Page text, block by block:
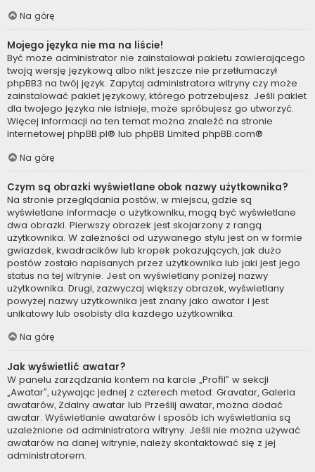
Na górę
Mojego języka nie ma na liście!
Być może administrator nie zainstalował pakietu zawierającego
twoją wersję językową albo nikt jeszcze nie przetłumaczył
phpBB3 na twój język. Zapytaj administratora witryny czy może
zainstalować pakiet językowy, którego potrzebujesz. Jeśli pakiet
dla twojego języka nie istnieje, może spróbujesz go utworzyć.
Więcej informacji na ten temat można znaleźć na stronie
internetowej phpBB.pl® lub phpBB Limited phpBB.com®
Na górę
Czym są obrazki wyświetlane obok nazwy użytkownika?
Na stronie przeglądania postów, w miejscu, gdzie są
wyświetlane informacje o użytkowniku, mogą być wyświetlane
dwa obrazki. Pierwszy obrazek jest skojarzony z rangą
użytkownika. W zależności od używanego stylu jest on w formie
gwiazdek, kwadracików lub kropek pokazujących, jak dużo
postów zostało napisanych przez użytkownika lub jaki jest jego
status na tej witrynie. Jest on wyświetlany poniżej nazwy
użytkownika. Drugi, zazwyczaj większy obrazek, wyświetlany
powyżej nazwy użytkownika jest znany jako awatar i jest
unikatowy lub osobisty dla każdego użytkownika.
Na górę
Jak wyświetlić awatar?
W panelu zarządzania kontem na karcie „Profil” w sekcji
„Awatar”, używając jednej z czterech metod: Gravatar, Galeria
awatarów, Zdalny awatar lub Prześlij awatar, można dodać
awatar. Wyświetlanie awatarów i sposób ich wyświetlania są
uzależnione od administratora witryny. Jeśli nie można używać
awatarów na danej witrynie, należy skontaktować się z jej
administratorem.